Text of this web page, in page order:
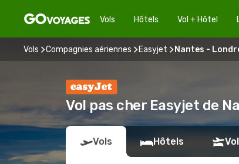
Vols Hôtels Vol + Hôtel
Vols Compagnies aériennes Easyjet Nantes -
Vol pas cher Easyjet de
Vols Hôtels